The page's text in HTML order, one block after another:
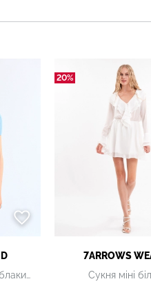
Сукня трикотажна блакитна
20%
7ARROWS
Сукня міні